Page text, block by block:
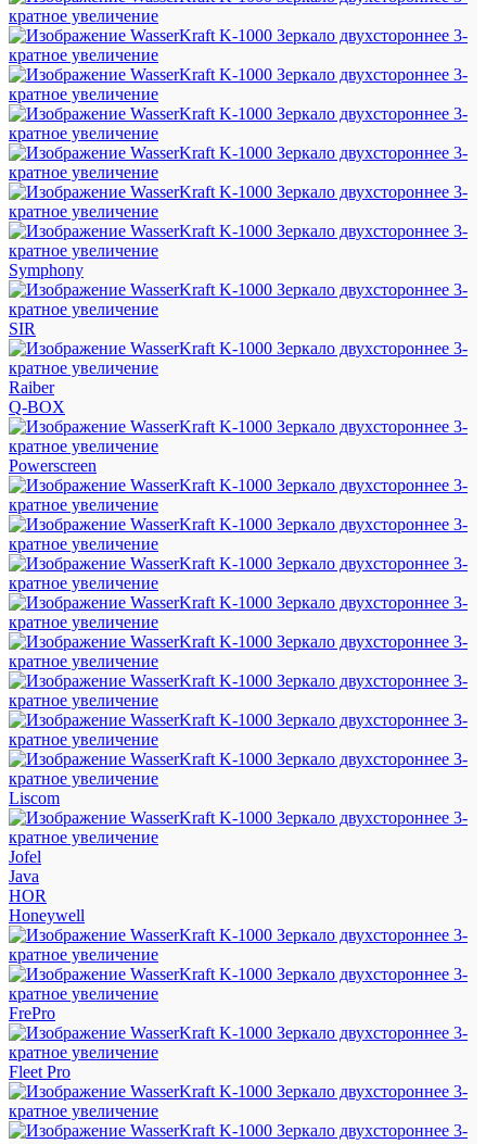
Symphony
SIR
Raiber
Q-BOX
Powerscreen
Liscom
Jofel
Java
HOR
Honeywell
FrePro
Fleet Pro